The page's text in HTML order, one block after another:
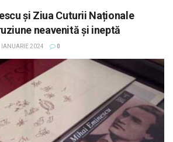
și Ziua Cuturii Naționale
neavenită și ineptă
IANUARIE 2024 0